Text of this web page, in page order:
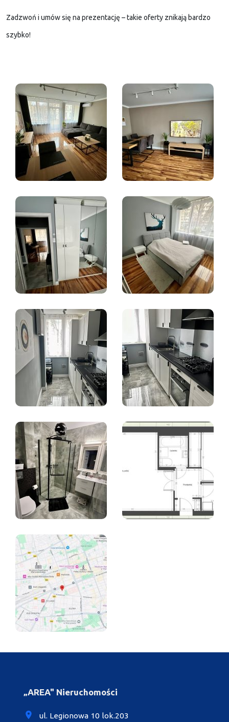
Zadzwoń i umów się na prezentację – takie oferty znikają bardzo
szybko!
„AREA" Nieruchomości
ul. Legionowa 10 lok.203